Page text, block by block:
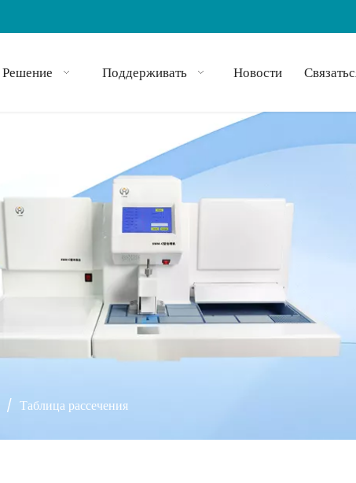
Решение Поддерживать Новости
/ Таблица рассечения